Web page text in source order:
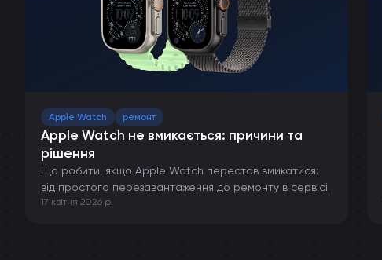
Apple Watch ремонт
Apple Watch не вмикається: причини та
рішення
Що робити, якщо Apple Watch перестав вмикатися:
від простого перезавантаження до ремонту в сервісі.
17 квітня 2026 р.